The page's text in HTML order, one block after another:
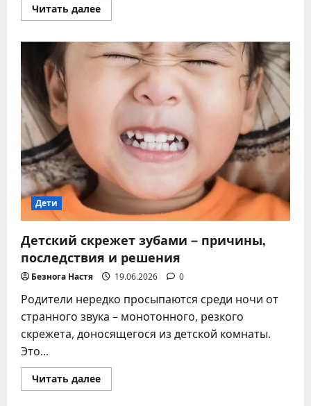
Читать далееПрочитать
больше
Кондратюка
с
детьми
телешоу
источника
вдохновения
для
поколений
Дети
Детский скрежет зубами – причины,
последствия и решения
Безнога Настя 19.06.2026 0
Родители нередко просыпаются среди ночи от
странного звука – монотонного, резкого
скрежета, доносящегося из детской комнаты.
Это...
Читать далееПрочитать
больше